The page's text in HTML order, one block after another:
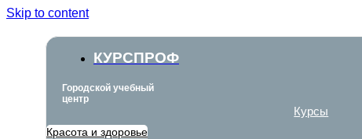
Skip to content
КУРСПРОФ
Городской учебный
центр
Курсы
Красота и здоровье